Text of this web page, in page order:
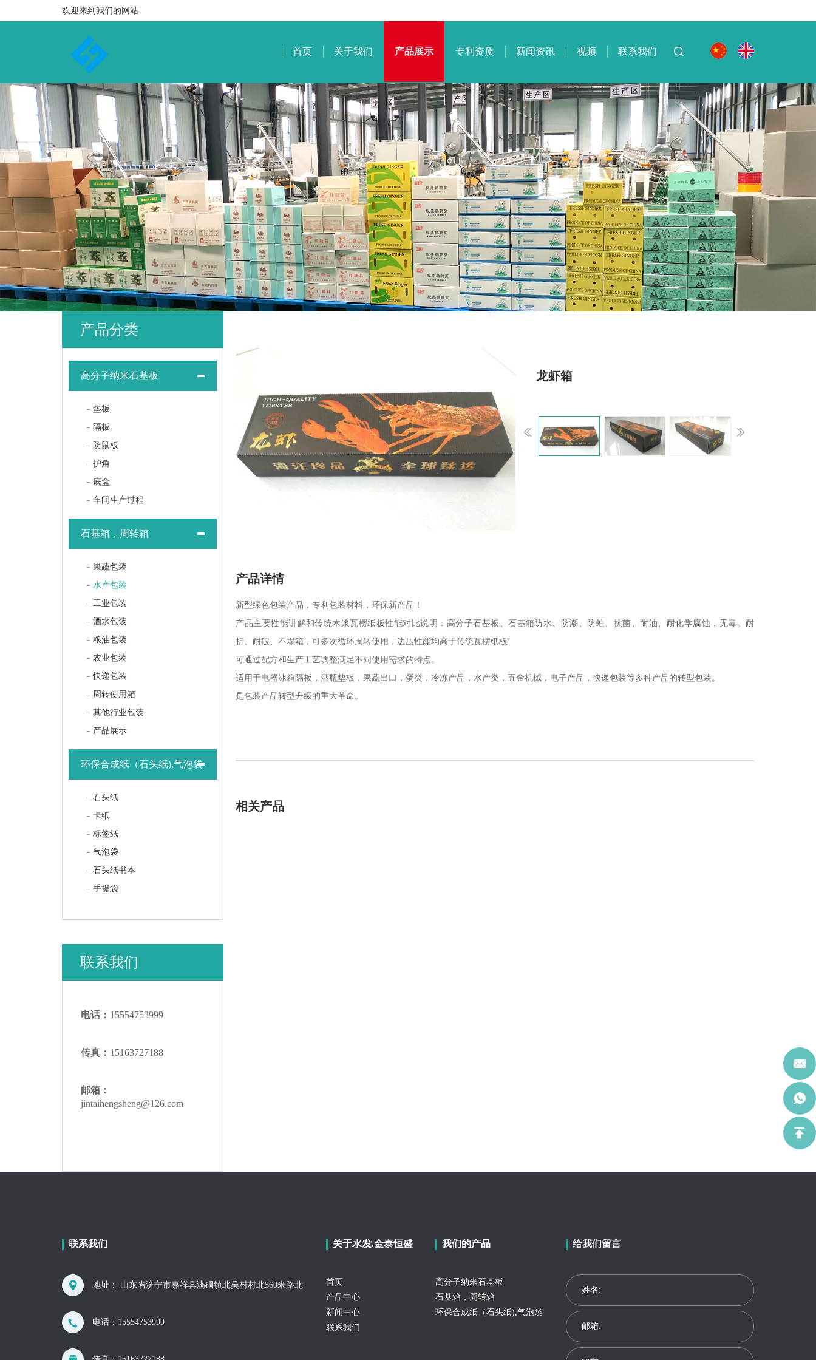
欢迎来到我们的网站
首页 关于我们 产品展示 专利资质 新闻资讯 视频 联系我们
产品分类
高分子纳米石基板
垫板
隔板
防鼠板
护角
底盒
车间生产过程
石基箱，周转箱
果蔬包装
水产包装
工业包装
酒水包装
粮油包装
农业包装
快递包装
周转使用箱
其他行业包装
产品展示
环保合成纸（石头纸),气泡袋
石头纸
卡纸
标签纸
气泡袋
石头纸书本
手提袋
联系我们
电话： 15554753999
传真： 15163727188
邮箱：
jintaihengsheng@126.com
龙虾箱
Previous
产品详情
新型绿色包装产品，专利包装材料，环保新产品！
产品主要性能讲解和传统木浆瓦楞纸板性能对比说明：高分子石基板、石基箱防水、防潮、防蛀、抗菌、耐油、耐化学腐蚀，无毒。耐
折、耐破、不塌箱，可多次循环周转使用，边压性能均高于传统瓦楞纸板!
可通过配方和生产工艺调整满足不同使用需求的特点。
适用于电器冰箱隔板，酒瓶垫板，果蔬出口，蛋类，冷冻产品，水产类，五金机械，电子产品，快递包装等多种产品的转型包装。
是包装产品转型升级的重大革命。
相关产品
联系我们
地址： 山东省济宁市嘉祥县满硐镇北吴村村北560米路北
电话： 15554753999
关于水发.金泰恒盛
首页
产品中心
新闻中心
联系我们
我们的产品
高分子纳米石基板
石基箱，周转箱
环保合成纸（石头纸),气泡袋
给我们留言